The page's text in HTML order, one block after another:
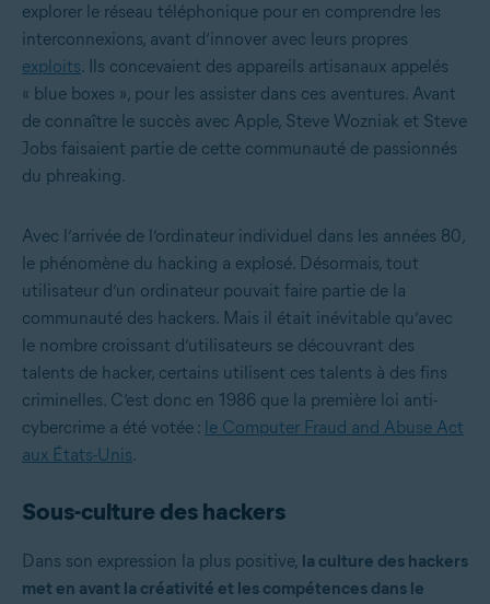
explorer le réseau téléphonique pour en comprendre les
interconnexions, avant d’innover avec leurs propres
exploits. Ils concevaient des appareils artisanaux appelés
« blue boxes », pour les assister dans ces aventures. Avant
de connaître le succès avec Apple, Steve Wozniak et Steve
Jobs faisaient partie de cette communauté de passionnés
du phreaking.
Avec l’arrivée de l’ordinateur individuel dans les années 80,
le phénomène du hacking a explosé. Désormais, tout
utilisateur d’un ordinateur pouvait faire partie de la
communauté des hackers. Mais il était inévitable qu’avec
le nombre croissant d’utilisateurs se découvrant des
talents de hacker, certains utilisent ces talents à des fins
criminelles. C’est donc en 1986 que la première loi anti-
cybercrime a été votée : le Computer Fraud and Abuse Act
aux États-Unis.
Sous-culture des hackers
Dans son expression la plus positive, la culture des hackers
met en avant la créativité et les compétences dans le